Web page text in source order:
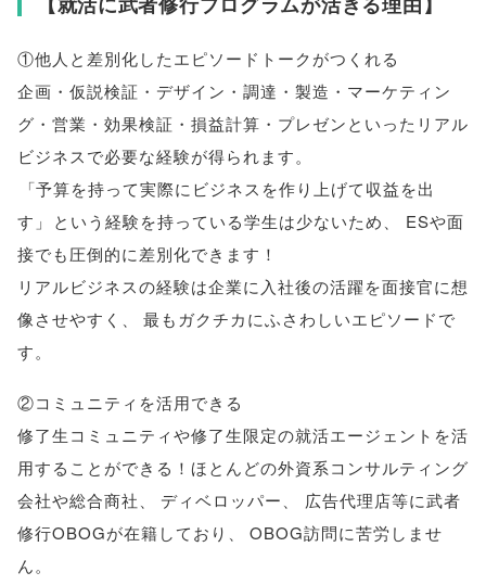
①他人と差別化したエピソードトークがつくれる
企画・仮説検証・デザイン・調達・製造・マーケティン
グ・営業・効果検証・損益計算・プレゼンといったリアル
ビジネスで必要な経験が得られます。
「予算を持って実際にビジネスを作り上げて収益を出
す 」 という経験を持っている学生は少ないため、
ESや面
接でも圧倒的に差別化できます！
リアルビジネスの経験は企業に入社後の活躍を面接官に想
像させやすく 、
最もガクチカにふさわしいエピソードで
す。
②コミュニティを活用できる
修了生コミュニティや修了生限定の就活エージェントを活
用することができる！ほとんどの外資系コンサルティング
会社や総合商社、 ディベロッパー、
広告代理店等に武者
修行OBOGが在籍しており 、
OBOG訪問に苦労しませ
ん。